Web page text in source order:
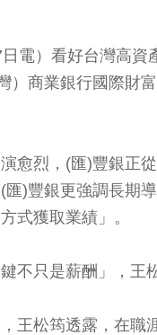
日電）看好台灣高
）商業銀行國際財
愈烈，(匯)豐銀正
匯)豐銀更強調長
式獲取業績」。
不只是薪酬」，
王松筠透露，在職